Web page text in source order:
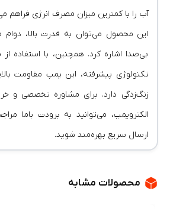
آب را با کمترین میزان مصرف انرژی فراهم
این محصول می‌توان به قدرت بالا، دوام
بی‌صدا اشاره کرد. همچنین، با استفاده از
تکنولوژی پیشرفته، این پمپ مقاومت
زنگ‌زدگی دارد. برای مشاوره تخصصی و
الکتروپمپ، می‌توانید به برودت باما
ارسال سریع بهره‌مند شوید.
محصولات مشابه